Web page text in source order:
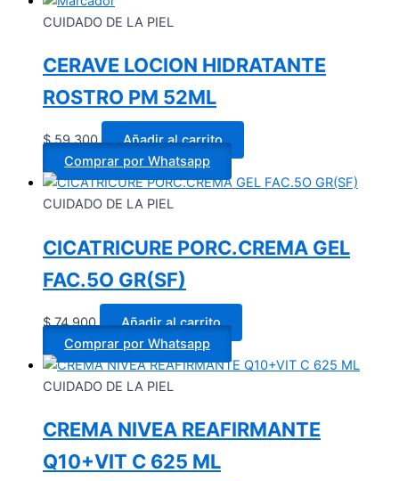
CUIDADO DE LA PIEL
CERAVE LOCION HIDRATANTE
ROSTRO PM 52ML
$59.300
Añadir al carrito
Comprar por Whatsapp
CUIDADO DE LA PIEL
CICATRICURE PORC.CREMA GEL
FAC.5O GR(SF)
$74.900
Añadir al carrito
Comprar por Whatsapp
CUIDADO DE LA PIEL
CREMA NIVEA REAFIRMANTE
Q10+VIT C 625 ML